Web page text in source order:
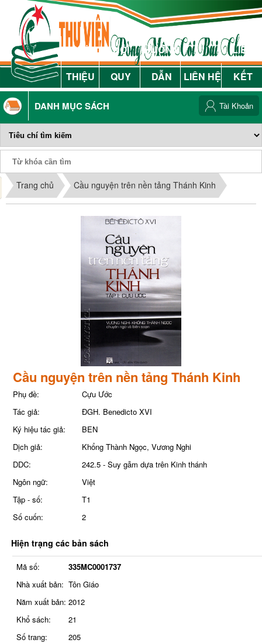
GIỚI
THIỆU
NỘI
QUY
HƯỚNG
DẪN
LIÊN HỆ
LIÊN
KẾT
DANH MỤC SÁCH
Phiếu Sách
Tài Khoản
Trang chủ Cầu nguyện trên nền tảng Thánh Kinh
Cầu nguyện trên nền tảng Thánh Kinh
Phụ đề:
Cựu Ước
Tác giả:
ĐGH. Benedicto XVI
Ký hiệu tác giả:
BEN
Dịch giả:
Khổng Thành Ngọc, Vương Nghi
DDC:
242.5 - Suy gẫm dựa trên Kinh thánh
Ngôn ngữ:
Việt
Tập - số:
T1
Số cuốn:
2
Hiện trạng các bản sách
Mã số:
335MC0001737
Nhà xuất bản: Tôn Giáo
Năm xuất bản: 2012
Khổ sách:
21
Số trang:
205